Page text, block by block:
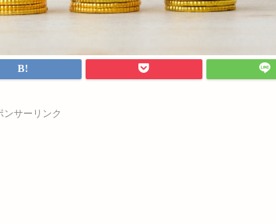
ンサーリンク